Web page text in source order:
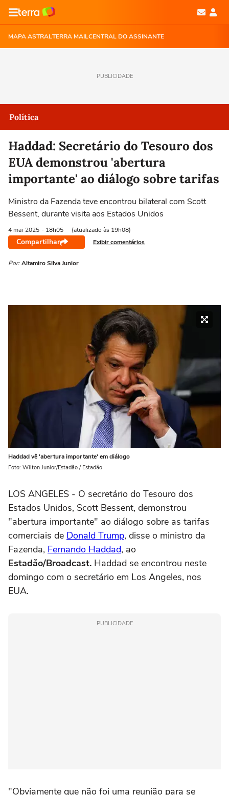
MAPA ASTRALTERRA MAILCENTRAL DO ASSINANTE
PUBLICIDADE
Política
Haddad: Secretário do Tesouro dos
EUA demonstrou 'abertura
importante' ao diálogo sobre tarifas
Ministro da Fazenda teve encontrou bilateral com Scott
Bessent, durante visita aos Estados Unidos
4 mai 2025 - 18h05 (atualizado às 19h08)
Compartilhar Exibir comentários
Por: Altamiro Silva Junior
Haddad vê 'abertura importante' em diálogo
Foto: Wilton Junior/Estadão / Estadão
LOS ANGELES - O secretário do Tesouro dos
Estados Unidos, Scott Bessent, demonstrou
"abertura importante" ao diálogo sobre as tarifas
comerciais de Donald Trump, disse o ministro da
Fazenda, Fernando Haddad, ao
Estadão/Broadcast. Haddad se encontrou neste
domingo com o secretário em Los Angeles, nos
EUA.
PUBLICIDADE
"Obviamente que não foi uma reunião para se